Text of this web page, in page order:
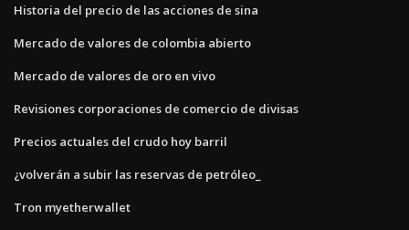
Historia del precio de las acciones de sina
Mercado de valores de colombia abierto
Mercado de valores de oro en vivo
Revisiones corporaciones de comercio de divisas
Precios actuales del crudo hoy barril
¿volverán a subir las reservas de petróleo_
Tron myetherwallet